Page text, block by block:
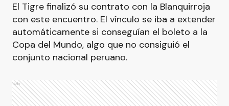
El Tigre finalizó su contrato con la Blanquirroja
con este encuentro. El vínculo se iba a extender
automáticamente si conseguían el boleto a la
Copa del Mundo, algo que no consiguió el
conjunto nacional peruano.
Ads